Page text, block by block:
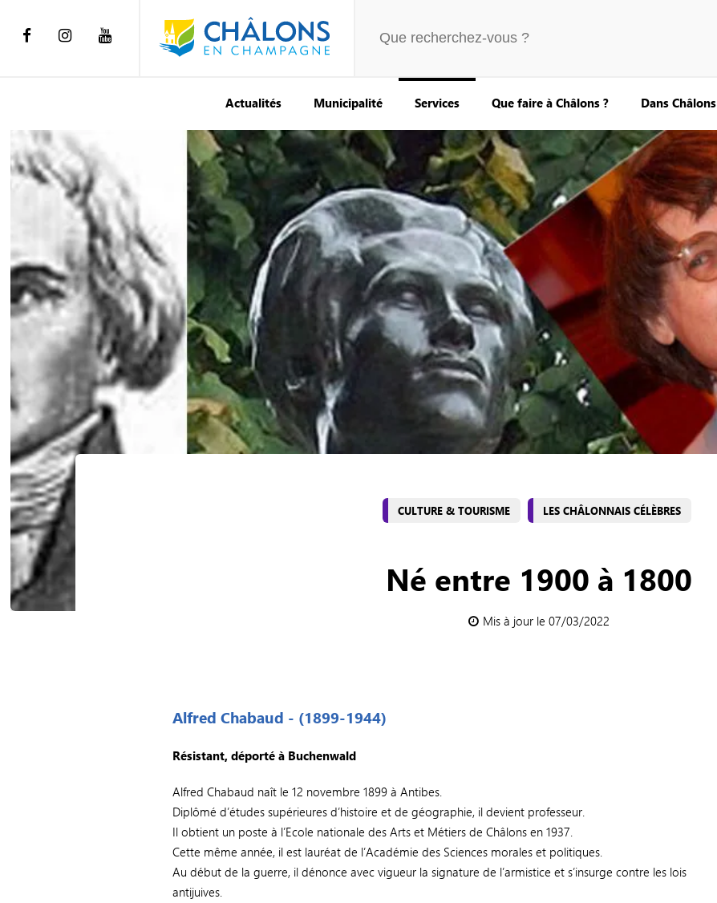
Actualités Municipalité Services Que faire à Châlons ? Dans Châlons
CULTURE & TOURISME LES CHÂLONNAIS CÉLÈBRES
Né entre 1900 à 1800
Mis à jour le 07/03/2022
Alfred Chabaud - (1899-1944)
Résistant, déporté à Buchenwald
Alfred Chabaud naît le 12 novembre 1899 à Antibes.
Diplômé d’études supérieures d’histoire et de géographie, il devient professeur.
Il obtient un poste à l’Ecole nationale des Arts et Métiers de Châlons en 1937.
Cette même année, il est lauréat de l’Académie des Sciences morales et politiques.
Au début de la guerre, il dénonce avec vigueur la signature de l’armistice et s’insurge contre les lois
antijuives.